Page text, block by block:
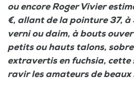
ou encore Roger Vivier
€, allant de la pointure 37,
verni ou daim, à bouts
petits ou hauts talons,
extravertis en fuchsia,
ravir les amateurs de beaux